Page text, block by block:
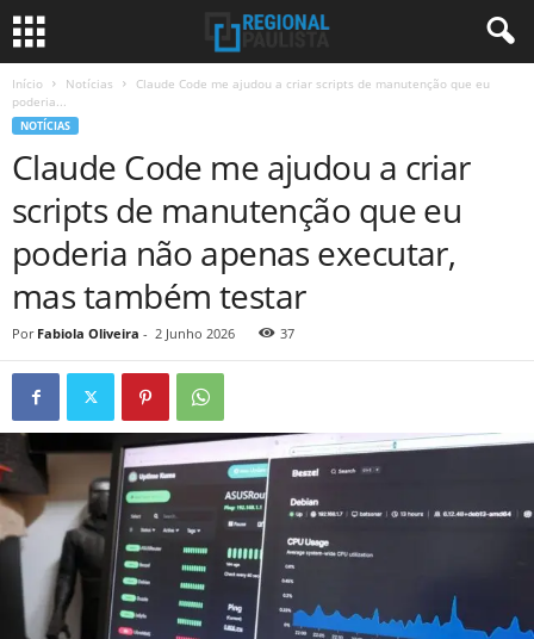
Início Notícias
Claude Code me ajudou a criar scripts de manutenção que eu
poderia...
NOTÍCIAS
Claude Code me ajudou a criar
scripts de manutenção que eu
poderia não apenas executar,
mas também testar
Por Fabiola Oliveira - 2 Junho 2026 37